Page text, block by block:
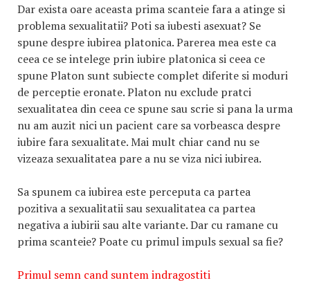
Dar exista oare aceasta prima scanteie fara a atinge si
problema sexualitatii? Poti sa iubesti asexuat? Se
spune despre iubirea platonica. Parerea mea este ca
ceea ce se intelege prin iubire platonica si ceea ce
spune Platon sunt subiecte complet diferite si moduri
de perceptie eronate. Platon nu exclude pratci
sexualitatea din ceea ce spune sau scrie si pana la urma
nu am auzit nici un pacient care sa vorbeasca despre
iubire fara sexualitate. Mai mult chiar cand nu se
vizeaza sexualitatea pare a nu se viza nici iubirea.
Sa spunem ca iubirea este perceputa ca partea
pozitiva a sexualitatii sau sexualitatea ca partea
negativa a iubirii sau alte variante. Dar cu ramane cu
prima scanteie? Poate cu primul impuls sexual sa fie?
Primul semn cand suntem indragostiti